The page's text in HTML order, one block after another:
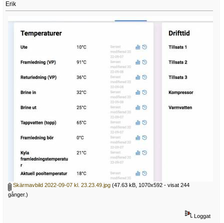
Erik
Skärmavbild 2022-09-07 kl. 23.23.49.jpg (47.63 kB, 1070x592 - visat 244
gånger.)
Loggat